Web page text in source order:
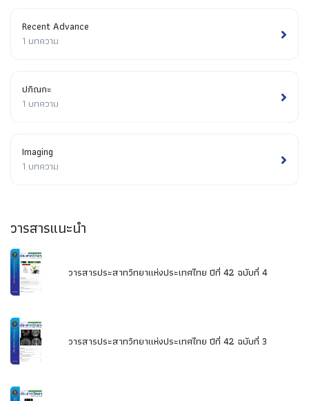
Recent Advance
1 บทความ
ปกิณกะ
1 บทความ
Imaging
1 บทความ
วารสารแนะนำ
วารสารประสาทวิทยาแห่งประเทศไทย ปีที่ 42 ฉบับที่ 4
วารสารประสาทวิทยาแห่งประเทศไทย ปีที่ 42 ฉบับที่ 3